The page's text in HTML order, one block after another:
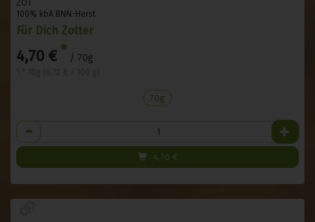
ZOT
100% kbA BNN-Herst
Für Dich Zotter
4,70 € * / 70g
70g
Anzahl
4,70 €